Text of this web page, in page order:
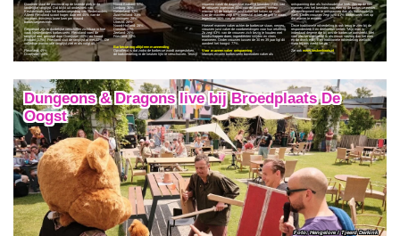
Daarmee staat de provincie op de tweede plek in de
landelijke ranglijst. Dat blijkt uit onderzoek van
Keukenloods naar het barbecuegedrag van Nederlanders.
Alleen Flevoland scoort hoger: daar eet 45% van de
inwoners minstens twee keer per maand
barbecuegerechten.
Regionaal zijn er duidelijke verschillen zichtbaar in hoe
vaak Nederlanders barbecueën. Flevoland voert de
ranglijst aan, gevolgd door Overijssel (40%) en Noord-
Brabant (37%). Friesland sluit de ranglijst af met 22%. De
volledige provinciale ranglijst ziet er als volgt uit:
Flevoland: 45%
Overijssel: 40%
Noord-Brabant: 37%
Limburg: 36%
Gelderland: 32%
Zuid-Holland: 31%
Groningen: 28%
Utrecht: 28%
Noord-Holland: 28%
Drenthe: 27%
Zeeland: 26%
Friesland: 22%
Barbecue nog altijd een mannending
Opvallend is dat zodra de barbecue wordt aangestoken,
de taakverdeling in de keuken lijkt te verschuiven. Terwijl
vrouwen vaker de dagelijkse maaltijd bereiden (73% van
de vrouwen tegenover 45% van de mannen), nemen
mannen bij de barbecue juist vaker het koken op zich.
Van de mannen zegt 67% meestal achter de grill te staan,
tegenover 16% van de vrouwen.
Hoewel mannen vaker achter de barbecue staan, nemen
vrouwen juist vaker de voorbereidingen voor hun rekening.
Zo zegt 63% van de vrouwen zich bezig te houden met
boodschappen doen, ingrediënten snijden en vlees
marineren. Onder vrouwen tussen de 30 en 39 jaar ligt dit
aandeel het hoogst: 77%.
Voor mannen vaker ontspanning
Mannen ervaren barbecueën bovendien vaker als
ontspanning dan als huishoudelijke taak. Zes op de tien
mannen zien het bereiden van eten op de barbecue eerder
als een moment om te ontspannen dan als huishoudelijk
werk. Onder vrouwen zegt juist 61% barbecueën niet op
die manier te ervaren.
Deze traditionele rolverdeling is ook terug te zien bij de
respondenten. Een deelnemer vertelt: “Mijn man is
inderdaad degene die bij ons de barbecue aansteekt. Met
veel plezier overigens! Ik als vrouw verzorg dan het eten
en de drank erbij. Een traditionele rolverdeling wellicht,
maar bij ons werkt het zo.”
Zie ook www.keukenloods.nl
Dungeons & Dragons live bij Broedplaats De
Oogst
Hengelore / Tjeerd Derkink